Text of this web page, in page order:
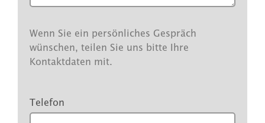
Wenn Sie ein persönliches Gespräch
wünschen, teilen Sie uns bitte Ihre
Kontaktdaten mit.
Telefon